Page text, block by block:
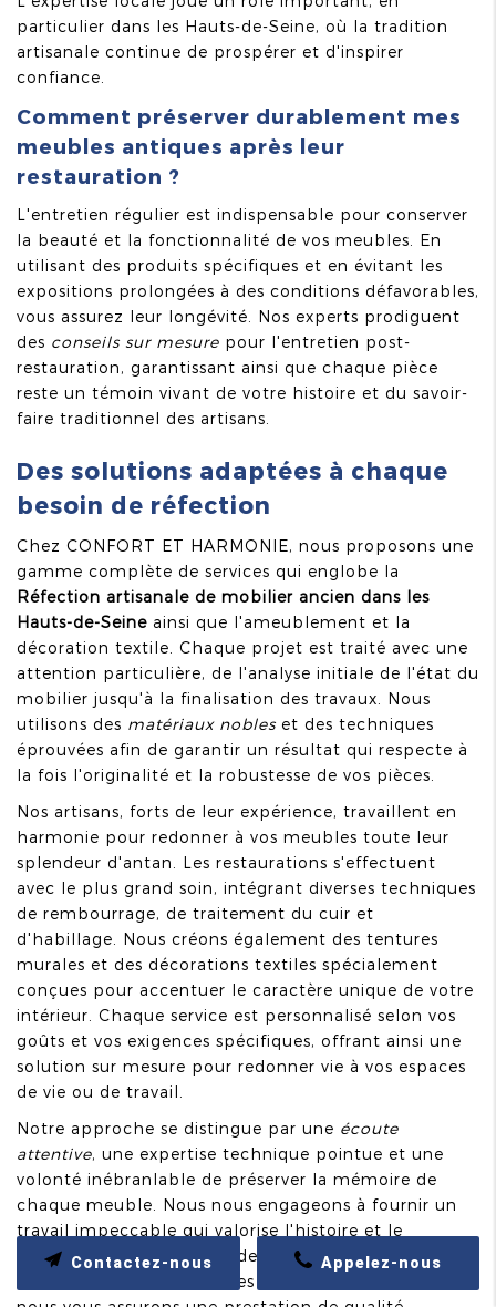
particulier dans les Hauts-de-Seine, où la tradition
artisanale continue de prospérer et d'inspirer
confiance.
Comment préserver durablement mes
meubles antiques après leur
restauration ?
L'entretien régulier est indispensable pour conserver
la beauté et la fonctionnalité de vos meubles. En
utilisant des produits spécifiques et en évitant les
expositions prolongées à des conditions défavorables,
vous assurez leur longévité. Nos experts prodiguent
des conseils sur mesure pour l'entretien post-
restauration, garantissant ainsi que chaque pièce
reste un témoin vivant de votre histoire et du savoir-
faire traditionnel des artisans.
Des solutions adaptées à chaque
besoin de réfection
Chez CONFORT ET HARMONIE, nous proposons une
gamme complète de services qui englobe la
Réfection artisanale de mobilier ancien dans les
Hauts-de-Seine ainsi que l'ameublement et la
décoration textile. Chaque projet est traité avec une
attention particulière, de l'analyse initiale de l'état du
mobilier jusqu'à la finalisation des travaux. Nous
utilisons des matériaux nobleset des techniques
éprouvées afin de garantir un résultat qui respecte à
la fois l'originalité et la robustesse de vos pièces.
Nos artisans, forts de leur expérience, travaillent en
harmonie pour redonner à vos meubles toute leur
splendeur d'antan. Les restaurations s'effectuent
avec le plus grand soin, intégrant diverses techniques
de rembourrage, de traitement du cuir et
d'habillage. Nous créons également des tentures
murales et des décorations textiles spécialement
conçues pour accentuer le caractère unique de votre
intérieur. Chaque service est personnalisé selon vos
goûts et vos exigences spécifiques, offrant ainsi une
solution sur mesure pour redonner vie à vos espaces
de vie ou de travail.
Notre approche se distingue par une écoute
attentive, une expertise technique pointue et une
volonté inébranlable de préserver la mémoire de
chaque meuble. Nous nous engageons à fournir un
travail impeccable qui valorise l'histoire et le
patrimoine, en alliant modernité et tradition. Grâce à
des consultations détaillées et des suivis rigoureux,
Appelez-nous
Contactez-nous